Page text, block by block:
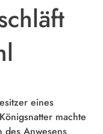
eines
machte
des Anwesens